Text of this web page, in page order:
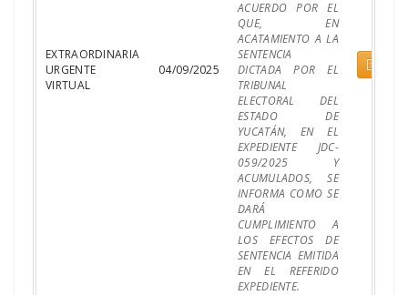
EXTRAORDINARIA
URGENTE
VIRTUAL
04/09/2025
ACUERDO POR EL
QUE, EN
ACATAMIENTO A LA
SENTENCIA
DICTADA POR EL
TRIBUNAL
ELECTORAL DEL
ESTADO DE
YUCATÁN, EN EL
EXPEDIENTE JDC-
059/2025 Y
ACUMULADOS, SE
INFORMA COMO SE
DARÁ
CUMPLIMIENTO A
LOS EFECTOS DE
SENTENCIA EMITIDA
EN EL REFERIDO
EXPEDIENTE.